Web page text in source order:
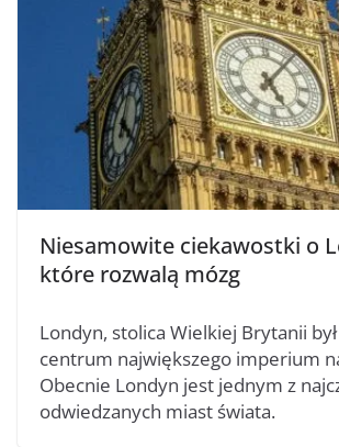
Niesamowite ciekawostki o
które rozwalą mózg
Londyn, stolica Wielkiej Brytanii
centrum największego imperium
Obecnie Londyn jest jednym z
odwiedzanych miast świata.